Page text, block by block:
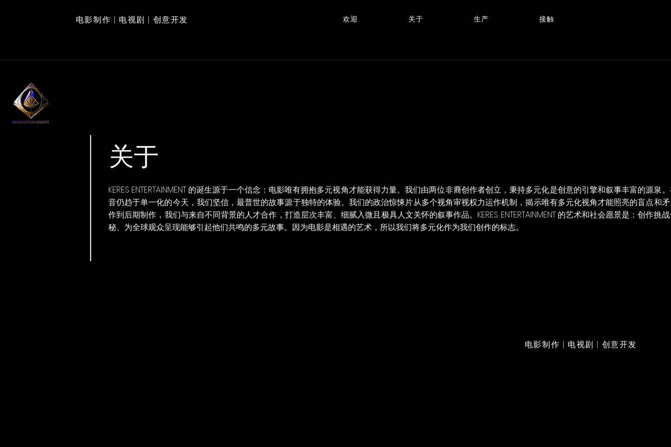
电影制作 | 电视剧 | 创意开发 欢迎 关于 生产 接触
关于
KERES ENTERTAINMENT 的诞生源于一个信念：电影唯有拥抱多元视角才能获得力量。我们由两位非裔创作者创立，秉持多元化是创意的引擎和叙事丰富的源泉
音仍趋于单一化的今天，我们坚信，最普世的故事源于独特的体验。我们的政治惊悚片从多个视角审视权力运作机制，揭示唯有多元化视角才能照亮的盲点和
作到后期制作，我们与来自不同背景的人才合作，打造层次丰富、细腻入微且极具人文关怀的叙事作品。KERES ENTERTAINMENT 的艺术和社会愿景是：创作挑
秘、为全球观众呈现能够引起他们共鸣的多元故事。因为电影是相遇的艺术，所以我们将多元化作为我们创作的标志。
电影制作 | 电视剧 | 创意开发